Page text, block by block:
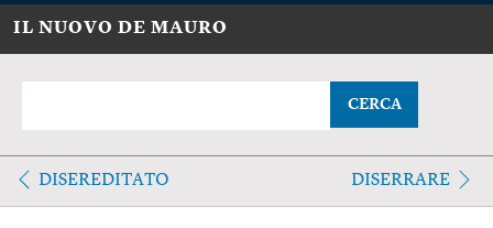
IL NUOVO DE MAURO
CERCA
DISEREDITATO DISERRARE